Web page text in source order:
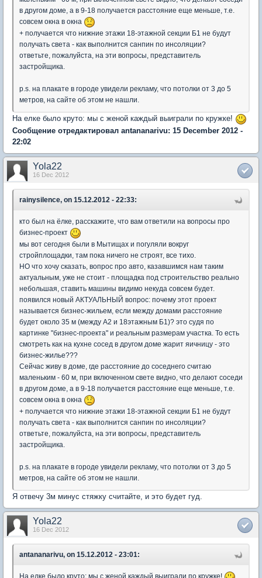
в другом доме, а в 9-18 получается расстояние еще меньше, т.е.
совсем окна в окна
+ получается что нижние этажи 18-этажной секции Б1 не будут
получать света - как выполнится санпин по инсоляции?
ответьте, пожалуйста, на эти вопросы, представитель
застройщика.
p.s. на плакате в городе увидели рекламу, что потолки от 3 до 5
метров, на сайте об этом не нашли.
На елке было круто: мы с женой каждый выиграли по кружке!
Сообщение отредактировал antananarivu: 15 December 2012 -
22:02
Yola22
16 Dec 2012
rainysilence, on 15.12.2012 - 22:33:
кто был на ёлке, расскажите, что вам ответили на вопросы про
бизнес-проект
мы вот сегодня были в Мытищах и погуляли вокруг
стройплощадки, там пока ничего не строят, все тихо.
НО что хочу сказать, вопрос про авто, казавшимся нам таким
актуальным, уже не стоит - площадка под строительство реально
небольшая, ставить машины видимо некуда совсем будет.
появился новый АКТУАЛЬНЫЙ вопрос: почему этот проект
называется бизнес-жильем, если между домами расстояние
будет около 35 м (между А2 и 18этажным Б1)? это судя по
картинке "бизнес-проекта" и реальным размерам участка. То есть
смотреть как на кухне сосед в другом доме жарит яичницу - это
бизнес-жилье???
Сейчас живу в доме, где расстояние до соседнего считаю
маленьким - 60 м, при включенном свете видно, что делают соседи
в другом доме, а в 9-18 получается расстояние еще меньше, т.е.
совсем окна в окна
+ получается что нижние этажи 18-этажной секции Б1 не будут
получать света - как выполнится санпин по инсоляции?
ответьте, пожалуйста, на эти вопросы, представитель
застройщика.
p.s. на плакате в городе увидели рекламу, что потолки от 3 до 5
метров, на сайте об этом не нашли.
Я отвечу 3м минус стяжку считайте, и это будет гуд.
Yola22
16 Dec 2012
antananarivu, on 15.12.2012 - 23:01:
На елке было круто: мы с женой каждый выиграли по кружке!